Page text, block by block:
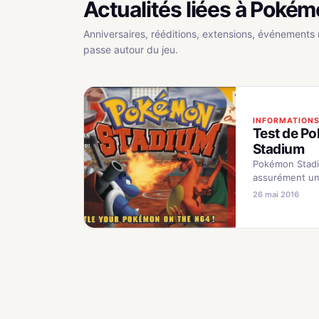
Actualités liées à
Anniversaires, rééditions, extensions,
passe autour du jeu.
INFORMATIONS
Test de
Stadium
Pokémon
assurément
évènement !
nous mais il
26 mai 2016